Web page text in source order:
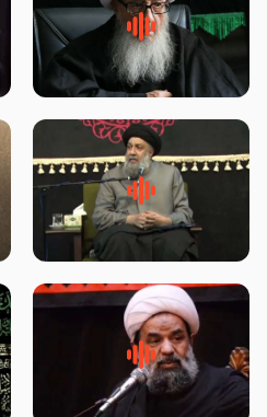
زوّار اربعین امام حسین (علیه
السلام) با این اشتیاق به زیارت
لقب حضرت رقیه سلام الله علیها به
چه معناست – حجت الاسلام علوی
سلام جوانی که امام حسین علیه